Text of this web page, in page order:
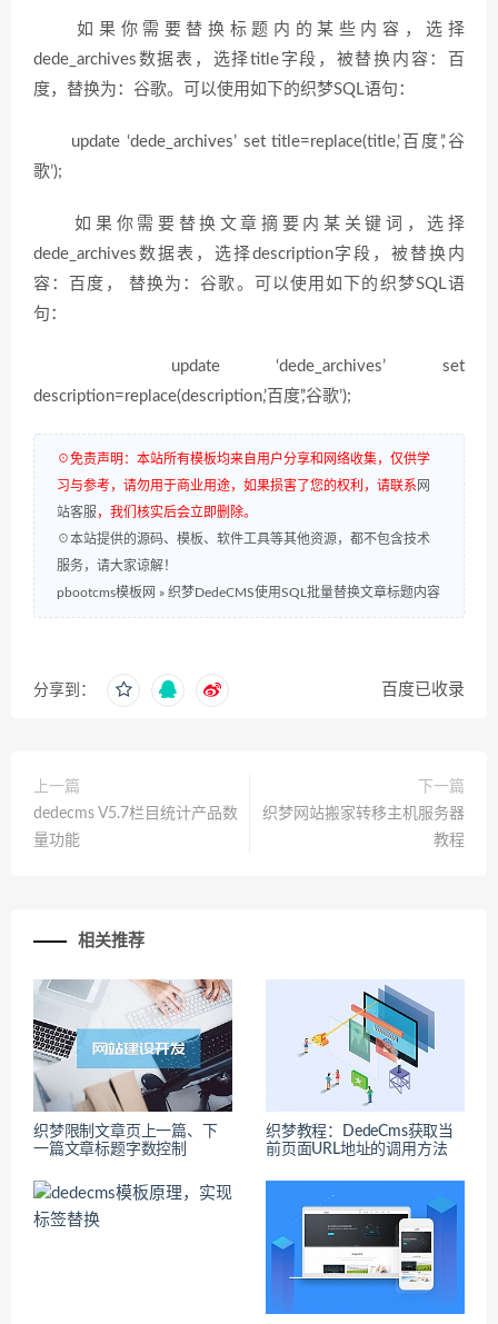
如果你需要替换标题内的某些内容，选择
dede_archives数据表，选择title字段，被替换内容：百
度，替换为：谷歌。可以使用如下的织梦SQL语句：
update ‘dede_archives’ set title=replace(title,’百度’,’谷
歌’);
如果你需要替换文章摘要内某关键词，选择
dede_archives数据表，选择description字段，被替换内
容：百度， 替换为：谷歌。可以使用如下的织梦SQL语
句：
update ‘dede_archives’ set
description=replace(description,’百度’,’谷歌’);
☉免责声明：本站所有模板均来自用户分享和网络收集，仅供学
习与参考，请勿用于商业用途，如果损害了您的权利，请联系 网
站客服，我们核实后会立即删除。
☉本站提供的源码、模板、软件工具等其他资源，都不包含技术
服务，请大家谅解！
pbootcms模板网 » 织梦DedeCMS使用SQL批量替换文章标题内容
分享到： 百度已收录
上一篇
dedecms V5.7栏目统计产品数
量功能
下一篇
织梦网站搬家转移主机服务器
教程
相关推荐
织梦限制文章页上一篇、下
一篇文章标题字数控制
织梦教程：DedeCms获取当
前页面URL地址的调用方法